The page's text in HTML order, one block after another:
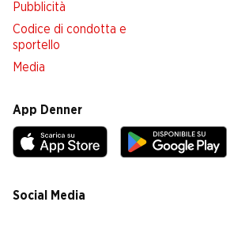
Pubblicità
Codice di condotta e
sportello
Media
App Denner
Social Media